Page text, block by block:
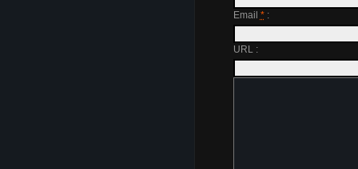
Email *:
URL :